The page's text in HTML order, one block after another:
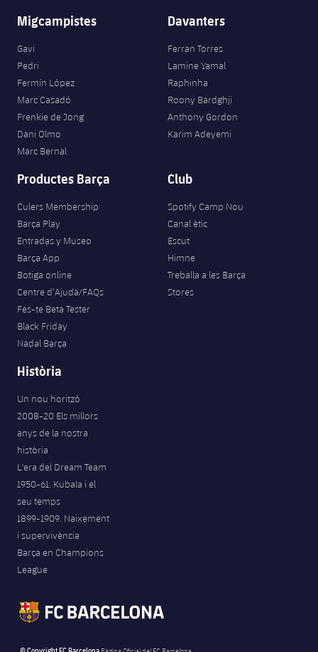
Migcampistes
Gavi
Pedri
Fermín López
Marc Casadó
Frenkie de Jong
Dani Olmo
Marc Bernal
Davanters
Ferran Torres
Lamine Yamal
Raphinha
Roony Bardghji
Anthony Gordon
Karim Adeyemi
Productes Barça
Culers Membership
Barça Play
Entradas y Museo
Barça App
Botiga online
Centre d’Ajuda/FAQs
Fes-te Beta Tester
Black Friday
Nadal Barça
Club
Spotify Camp Nou
Canal ètic
Escut
Himne
Treballa a les Barça
Stores
Història
Un nou horitzó
2008-20 Els millors
anys de la nostra
història
L'era del Dream Team
1950-61. Kubala i el
seu temps
1899-1909. Naixement
i supervivència
Barça en Champions
League